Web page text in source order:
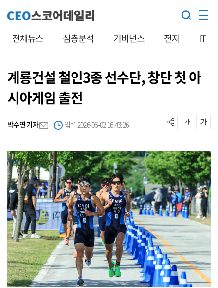
전체뉴스 심층분석 거버넌스 전자 IT
계룡건설 철인3종 선수단, 창단 첫 아
시아게임 출전
박수연 기자 입력 2026-06-02 16:43:26